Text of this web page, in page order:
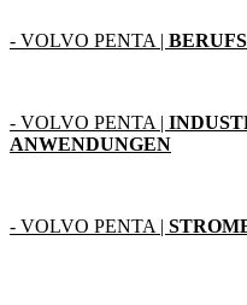
- VOLVO PENTA |
- VOLVO PENTA |
ANWENDUNGEN
- VOLVO PENTA |